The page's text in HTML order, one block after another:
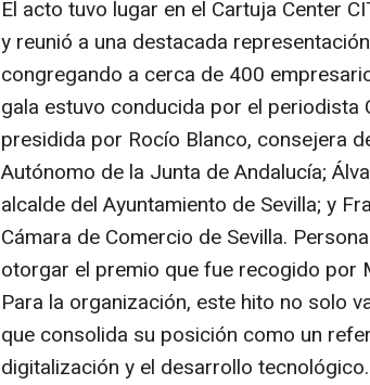
El acto tuvo lugar en el Cartuja Center
y reunió a una destacada
congregando a cerca de 400
gala estuvo conducida por el periodista
presidida por Rocío Blanco, consejera
Autónomo de la Junta de Andalucía;
alcalde del Ayuntamiento de Sevilla; y
Cámara de Comercio de Sevilla.
otorgar el premio que fue recogido por
Para la organización, este hito no solo
que consolida su posición como un
digitalización y el desarrollo tecnológico.